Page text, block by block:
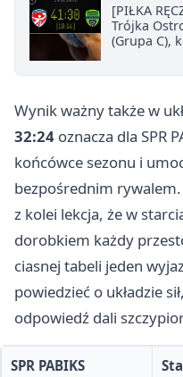
[PIŁKA
Trójka
(Grupa C),
Wynik ważny także w
32:24 oznacza dla SPR
końcówce sezonu i
bezpośrednim rywalem.
z kolei lekcja, że w
dorobkiem każdy
ciasnej tabeli jeden
powiedzieć o układzie
odpowiedź dali
SPR PABIKS